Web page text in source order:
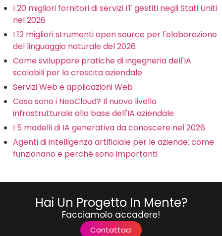
I 20 migliori fornitori di servizi IT gestiti negli Stati Uniti
nel 2026
I 12 migliori strumenti open source per l'elaborazione
del linguaggio naturale del 2026
Come sviluppare pratiche di ingegneria dell'IA
scalabili per la crescita aziendale
Servizi Web e applicazioni Web
Cosa sono i NeoCloud? Il nuovo livello
infrastrutturale alla base dell'IA aziendale
I 5 modelli di IA generativa da conoscere nel 2026
Agenti di intelligenza artificiale per le aziende: come
funzionano e perché sono importanti
Hai Un Progetto In Mente?
Facciamolo accadere!
Contattaci